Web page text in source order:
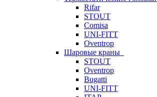
Rifar
STOUT
Comisa
UNI-FITT
Oventrop
Шаровые краны
STOUT
Oventrop
Bugatti
UNI-FITT